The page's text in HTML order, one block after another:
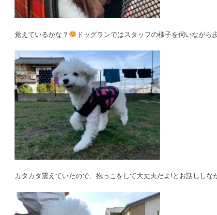
覚えているかな？ ドッグランではスタッフの様子を伺いながら
カタカタ震えていたので、抱っこをして大丈夫だよ !とお話ししな